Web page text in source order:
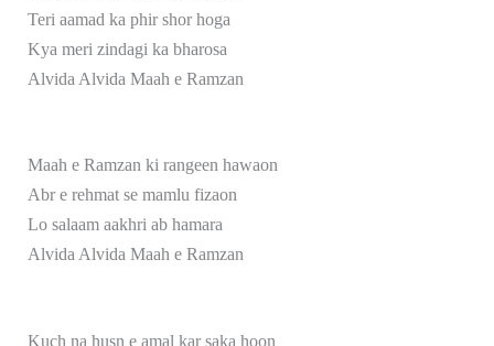
Teri aamad ka phir shor hoga
Kya meri zindagi ka bharosa
Alvida Alvida Maah e Ramzan
Maah e Ramzan ki rangeen hawaon
Abr e rehmat se mamlu fizaon
Lo salaam aakhri ab hamara
Alvida Alvida Maah e Ramzan
Kuch na husn e amal kar saka hoon